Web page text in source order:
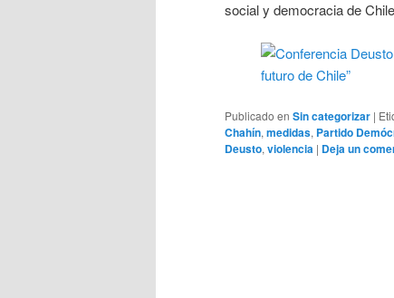
social y democracia de
Publicado en Sin categorizar |
Chahín,medidas, Partido
Deusto,violencia | Deja un